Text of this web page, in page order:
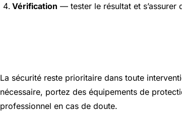
Vérification — tester le résultat et
La sécurité reste prioritaire dans toute
nécessaire, portez des équipements de
professionnel en cas de doute.